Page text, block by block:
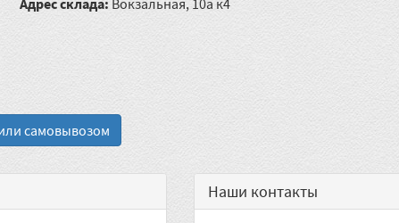
Адрес склада: Вокзальная, 10а к4
самовывозом
Наши контакты